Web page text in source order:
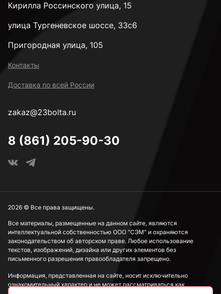
Кирилла Россинского улица, 15
улица Тургеневское шоссе, 33с6
Пригородная улица, 105
Контакты
Доставка по всей России
zakaz@23bolta.ru
8 (861) 205-90-30
Все материалы, размещенные на данном сайте, являются
интеллектуальной собственностью ООО "СЭМ" и охраняются
законодательством об авторском праве. Любое использование
текстов, изображений, дизайна или других элементов без
письменного разрешения правообладателя запрещено.
Информация, представленная на сайте, носит исключительно
ознакомительный характер и не может рассматриваться как
2026 © Все права защищены.